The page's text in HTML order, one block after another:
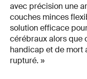
avec précision une
couches minces
solution efficace
cérébraux alors que
handicap et de mort
rupturé. »